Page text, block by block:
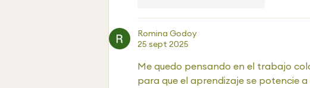
Romina Godoy
25 sept 2025
Me quedo pensando en el trabajo
para que el aprendizaje se potencie